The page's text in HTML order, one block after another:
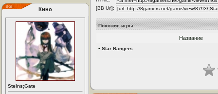
Кино
Steins;Gate
[BB Url]:
Похожие игры
Название
• Star Rangers